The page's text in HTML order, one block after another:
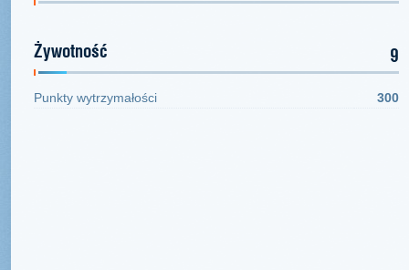
Żywotność 9
Punkty wytrzymałości 300